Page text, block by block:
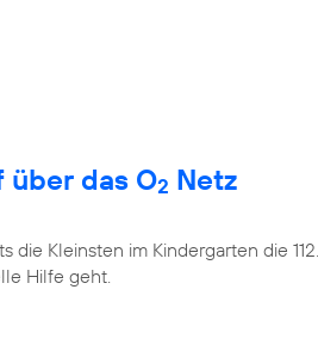
das O2 Netz
die Kleinsten im Kindergarten die 112.
Hilfe geht.